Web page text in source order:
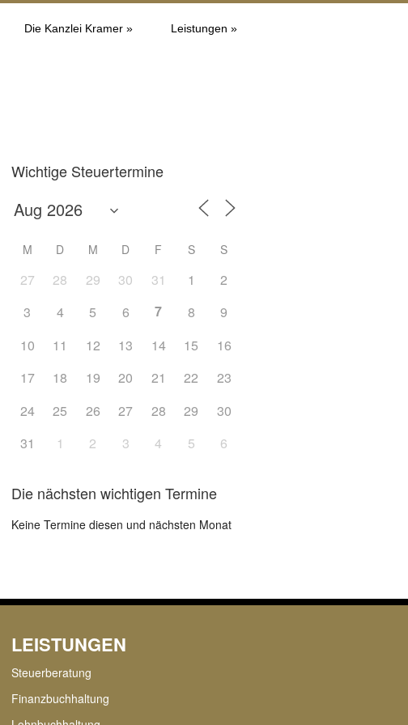
Die Kanzlei Kramer » Leistungen »
Wichtige Steuertermine
M D M D F S S
27 28 29 30 31 1
2
3
4 5 6 7 8
9
10
11 12 13 14 15
16
17
18 19 20 21 22
23
24
25 26 27 28 29
30
31
1 2 3 4 5 6
Die nächsten wichtigen Termine
Keine Termine diesen und nächsten Monat
LEISTUNGEN
Steuerberatung
Finanzbuchhaltung